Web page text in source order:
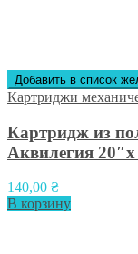
Добавить в список
Картриджи
Картридж из
Аквилегия
140,00 ₴
В корзину